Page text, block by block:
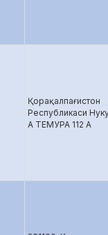
Қорақалпағистон
Республикаси
А ТЕМУРА 112 А